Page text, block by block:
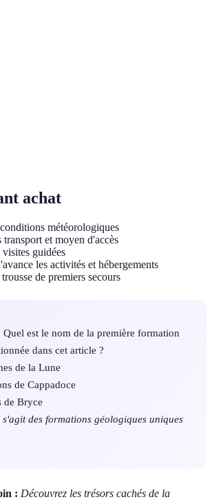
achat
météorologiques
et moyen d'accès
guidées
les activités et hébergements
de premiers secours
Quel est le nom de la première formation
dans cet article ?
de la Lune
de Cappadoce
de Bryce
des formations géologiques uniques
: Découvrez les trésors cachés de la